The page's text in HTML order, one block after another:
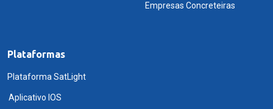
Empresas Concreteiras
Plataformas
Plataforma SatLight
Aplicativo IOS